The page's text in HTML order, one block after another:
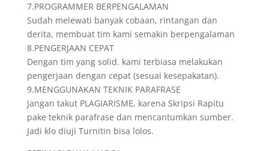
7.PROGRAMMER BERPENGALAMAN
Sudah melewati banyak cobaan, rintangan dan
derita, membuat tim kami semakin berpengalaman
8.PENGERJAAN CEPAT
Dengan tim yang solid. kami terbiasa melakukan
pengerjaan dengan cepat (sesuai kesepakatan).
9.MENGGUNAKAN TEKNIK PARAFRASE
Jangan takut PLAGIARISME, karena Skripsi Rapitu
pake teknik parafrase dan mencantumkan sumber.
Jadi klo diuji Turnitin bisa lolos.